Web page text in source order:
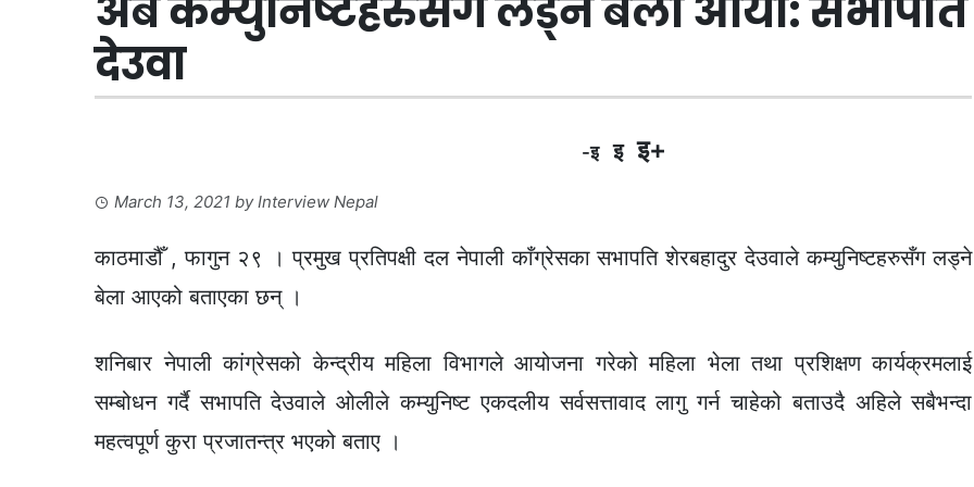
देउवा
-इ इ इ+
March 13, 2021 byInterview Nepal
काठमाडौँ , फागुन २९ । प्रमुख प्रतिपक्षी दल नेपाली काँग्रेसका सभापति शेरबहादुर देउवाले कम्युनिष्टहरुसँग लड्ने
बेला आएको बताएका छन् ।
शनिबार नेपाली कांग्रेसको केन्द्रीय महिला विभागले आयोजना गरेको महिला भेला तथा प्रशिक्षण कार्यक्रमलाई
सम्बोधन गर्दै सभापति देउवाले ओलीले कम्युनिष्ट एकदलीय सर्वसत्तावाद लागु गर्न चाहेको बताउदै अहिले सबैभन्दा
महत्वपूर्ण कुरा प्रजातन्त्र भएको बताए ।